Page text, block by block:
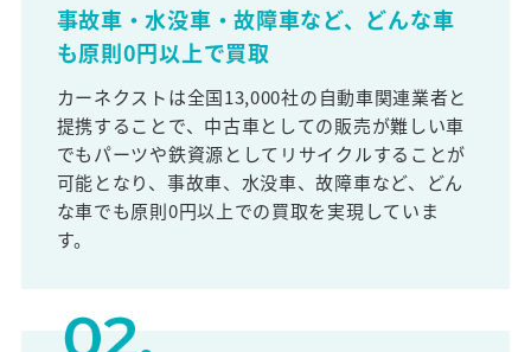
事故車・水没車・故障車など、どんな車
も原則0円以上で買取
カーネクストは全国13,000社の自動車関連業者と
提携することで、中古車としての販売が難しい車
でもパーツや鉄資源としてリサイクルすることが
可能となり、事故車、水没車、故障車など、どん
な車でも原則0円以上での買取を実現していま
す。